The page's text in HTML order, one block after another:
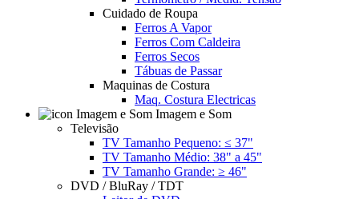
Cuidado de Roupa
Ferros A Vapor
Ferros Com Caldeira
Ferros Secos
Tábuas de Passar
Maquinas de Costura
Maq. Costura Electricas
Imagem e Som
Televisão
TV Tamanho Pequeno: ≤ 37"
TV Tamanho Médio: 38" a 45"
TV Tamanho Grande: ≥ 46"
DVD / BluRay / TDT